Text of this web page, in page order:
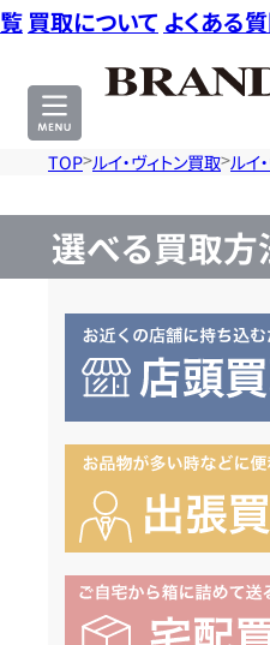
覧 買取について よくある
TOP ルイ・ヴィトン買取 ルイ
選べる買取方